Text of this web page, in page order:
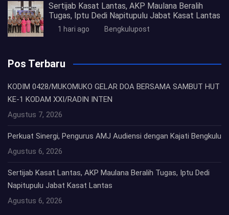
Sertijab Kasat Lantas, AKP Maulana Beralih
Tugas, Iptu Dedi Napitupulu Jabat Kasat Lantas
1 hari ago Bengkulupost
Pos Terbaru
KODIM 0428/MUKOMUKO GELAR DOA BERSAMA SAMBUT HUT
KE-1 KODAM XXI/RADIN INTEN
Agustus 7, 2026
Perkuat Sinergi, Pengurus AMJ Audiensi dengan Kajati Bengkulu
Agustus 6, 2026
Sertijab Kasat Lantas, AKP Maulana Beralih Tugas, Iptu Dedi
Napitupulu Jabat Kasat Lantas
Agustus 6, 2026